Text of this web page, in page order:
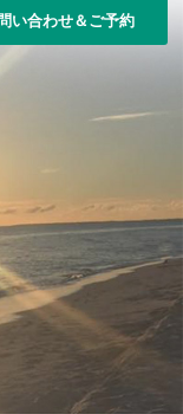
い合わせ＆ご予約